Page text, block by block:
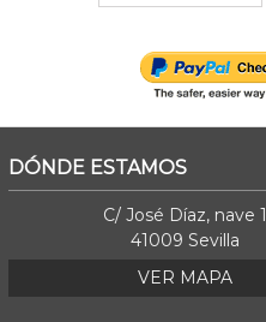
DÓNDE ESTAMOS
C/ José Díaz, nave 1
41009 Sevilla
VER MAPA